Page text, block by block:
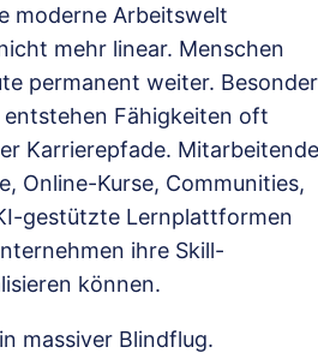
moderne Arbeitswelt
mehr linear. Menschen
permanent weiter.
Fähigkeiten oft
Karrierepfade. Mitarbeitende
Online-Kurse, Communities,
gestützte Lernplattformen
ihre Skill-
können.
massiver Blindflug.